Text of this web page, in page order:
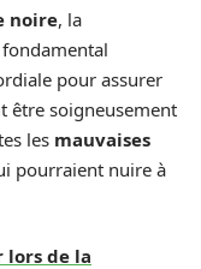
noire, la
pour assurer
être soigneusement
les mauvaises
pourraient nuire à
lors de la